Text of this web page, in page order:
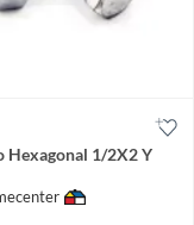
Hexagonal 1/2X2 Y